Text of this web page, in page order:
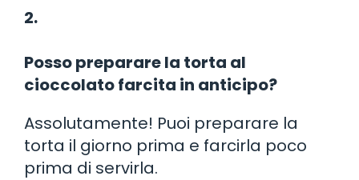
2.
Posso preparare la torta al
cioccolato farcita in anticipo?
Assolutamente! Puoi preparare la
torta il giorno prima e farcirla poco
prima di servirla.